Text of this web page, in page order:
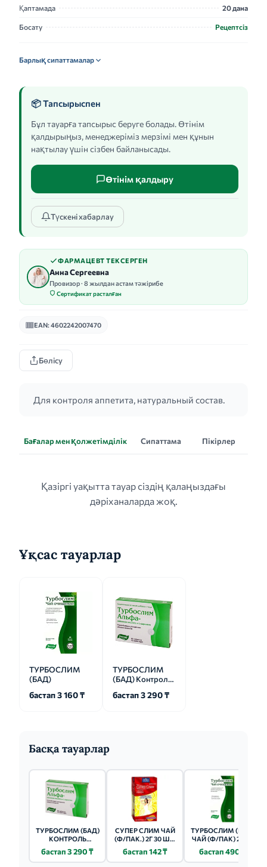
Қаптамада 20 дана
Босату Рецептсіз
Барлық сипаттамалар
📦 Тапсырыспен
Бұл тауарға тапсырыс беруге болады. Өтінім
қалдырыңыз, менеджеріміз мерзімі мен құнын
нақтылау үшін сізбен байланысады.
Өтінім қалдыру
Түскені хабарлау
ФАРМАЦЕВТ ТЕКСЕРГЕН
Анна Сергеевна
Провизор · 8 жылдан астам тәжірибе
Сертификат расталған
EAN: 4602242007470
Бөлісу
Для контроля аппетита, натуральный состав.
Бағалар мен қолжетімділік Сипаттама Пікірлер
Қазіргі уақытта тауар сіздің қалаңыздағы
дәріханаларда жоқ.
Ұқсас тауарлар
ТУРБОСЛИМ
(БАД)
бастап 3 160 ₸
ТУРБОСЛИМ
(БАД) Контроль
бастап 3 290 ₸
Басқа тауарлар
ТУРБОСЛИМ (БАД)
КОНТРОЛЬ
ЖЕВ. 20 ШТ.
бастап 3 290 ₸
СУПЕР СЛИМ ЧАЙ
(Ф/ПАК.) 2Г 30 ШТ.
бастап 142 ₸
ТУРБОСЛИМ (БАД)
ЧАЙ (Ф/ПАК) 2Г 20
бастап 490 ₸